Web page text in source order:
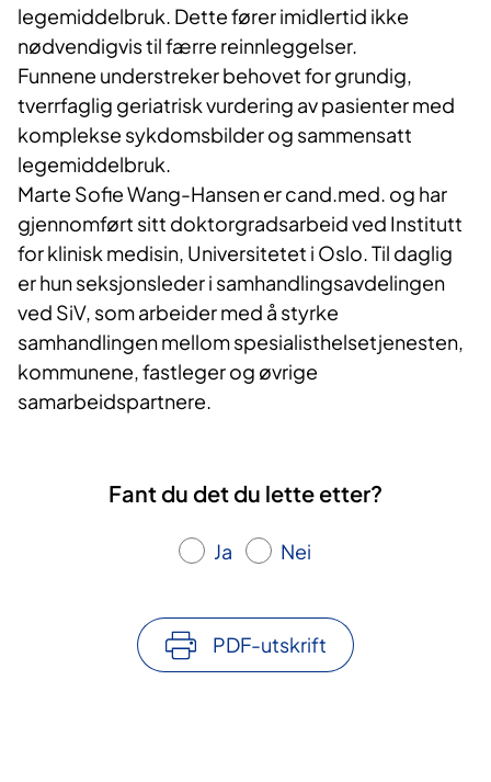
legemiddelbruk. Dette fører imidlertid ikke
nødvendigvis til færre reinnleggelser.
Funnene understreker behovet for grundig,
tverrfaglig geriatrisk vurdering av pasienter med
komplekse sykdomsbilder og sammensatt
legemiddelbruk.
Marte Sofie Wang-Hansen er cand.med. og har
gjennomført sitt doktorgradsarbeid ved Institutt
for klinisk medisin, Universitetet i Oslo. Til daglig
er hun seksjonsleder i samhandlingsavdelingen
ved SiV, som arbeider med å styrke
samhandlingen mellom spesialisthelsetjenesten,
kommunene, fastleger og øvrige
samarbeidspartnere.
Fant du det du lette etter?
Ja Nei
PDF-utskrift